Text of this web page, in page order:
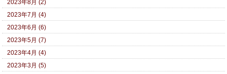
2023年8月 (2)
2023年7月 (4)
2023年6月 (6)
2023年5月 (7)
2023年4月 (4)
2023年3月 (5)